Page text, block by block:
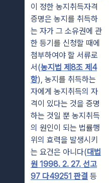
이 정한 농지취득자격
증명은 농지를 취득하
는 자가 그 소유권에 관
한 등기를 신청할 때에
첨부하여야 할 서류로
서(농지법 제8조 제4
항), 농지를 취득하는
자에게 농지취득의 자
격이 있다는 것을 증명
하는 것일 뿐 농지취득
의 원인이 되는 법률행
위의 효력을 발생시키
는 요건은 아니다(대법
원 1998. 2. 27. 선고
97 다49251 판결 등